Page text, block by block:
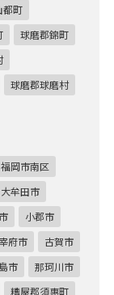
都町
球磨郡錦町
球磨郡球磨村
福岡市南区
大牟田市
小郡市
府市
古賀市
市
那珂川市
糟屋郡須惠町